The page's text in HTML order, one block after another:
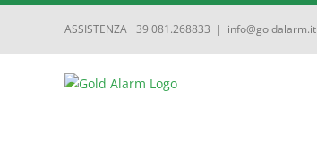
ASSISTENZA +39 081.268833 | info@goldalarm.it